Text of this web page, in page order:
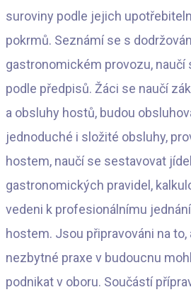
suroviny podle jejich
pokrmů. Seznámí se s
gastronomickém provozu, naučí
podle předpisů. Žáci se naučí
a obsluhy hostů, budou
jednoduché i složité obsluhy,
hostem, naučí se sestavovat
gastronomických pravidel,
vedeni k profesionálnímu
hostem. Jsou připravováni na to,
nezbytné praxe v budoucnu
podnikat v oboru. Součástí